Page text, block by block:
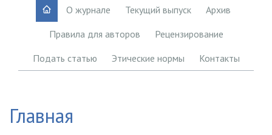
О журнале Текущий выпуск
Архив
Правила для авторов
Рецензирование
Подать статью
Этические нормы Контакты
Главная